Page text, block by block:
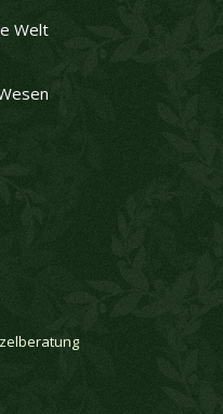
Welt